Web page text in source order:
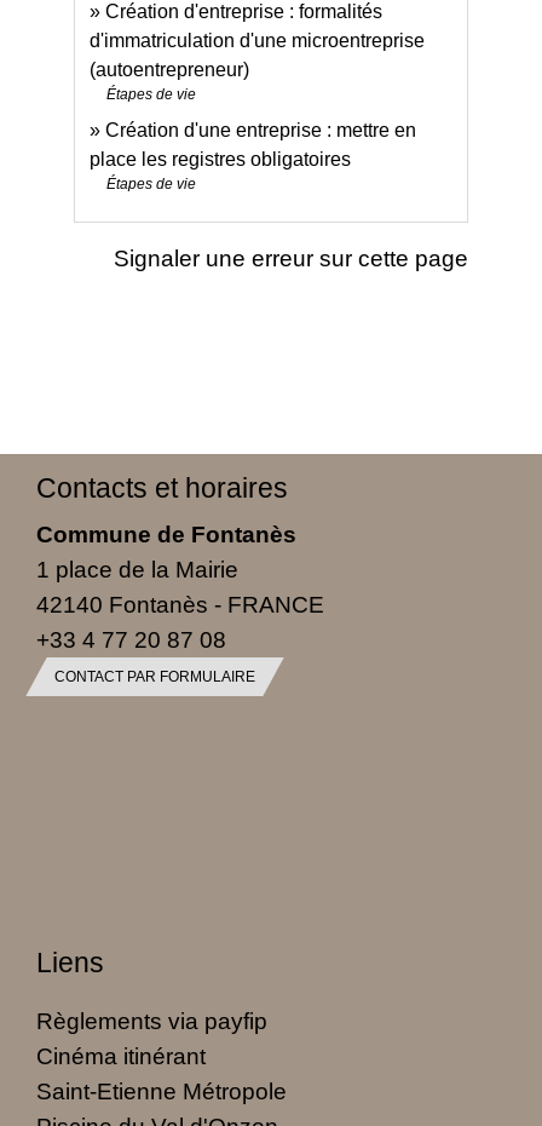
Création d'entreprise : formalités
d'immatriculation d'une microentreprise
(autoentrepreneur)
Étapes de vie
Création d'une entreprise : mettre en
place les registres obligatoires
Étapes de vie
Signaler une erreur sur cette page
Contacts et horaires
Commune de Fontanès
1 place de la Mairie
42140 Fontanès - FRANCE
+33 4 77 20 87 08
CONTACT PAR FORMULAIRE
Liens
Règlements via payfip
Cinéma itinérant
Saint-Etienne Métropole